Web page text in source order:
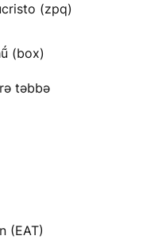
(zpq)
(box)
təbbə
(EAT)